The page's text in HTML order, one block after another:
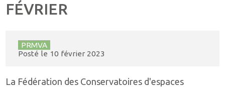
FÉVRIER
PRMVA
Posté le 10 février 2023
La Fédération des Conservatoires d'espaces